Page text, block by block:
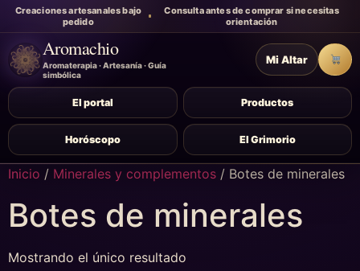
Creaciones artesanales bajo
pedido
Consulta antes de comprar si necesitas
orientación
Aromachio
Aromaterapia · Artesanía · Guía
simbólica
El portal Productos
Horóscopo El Grimorio
Mi Altar
Inicio / Minerales y complementos / Botes de minerales
Botes de minerales
Mostrando el único resultado